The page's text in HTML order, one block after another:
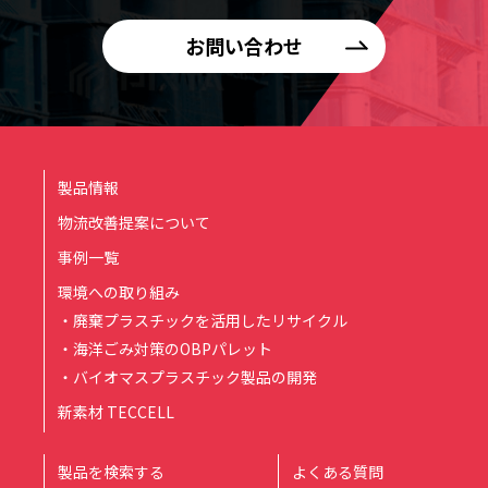
お問い合わせ
製品情報
物流改善提案について
事例一覧
環境への取り組み
・廃棄プラスチックを活用したリサイクル
・海洋ごみ対策のOBPパレット
・バイオマスプラスチック製品の開発
新素材 TECCELL
製品を検索する よくある質問